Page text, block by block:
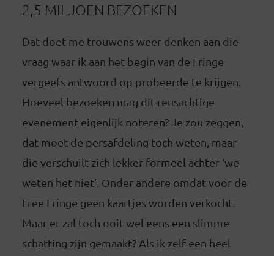
2,5 MILJOEN BEZOEKEN
Dat doet me trouwens weer denken aan die
vraag waar ik aan het begin van de Fringe
vergeefs antwoord op probeerde te krijgen.
Hoeveel bezoeken mag dit reusachtige
evenement eigenlijk noteren? Je zou zeggen,
dat moet de persafdeling toch weten, maar
die verschuilt zich lekker formeel achter ‘we
weten het niet’. Onder andere omdat voor de
Free Fringe geen kaartjes worden verkocht.
Maar er zal toch ooit wel eens een slimme
schatting zijn gemaakt? Als ik zelf een heel